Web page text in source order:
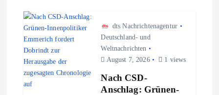
s
n
a
v
dts Nachrichtenagentur
Deutschland- und
Weltnachrichten
August 7, 2026
1 views
Nach CSD-
Anschlag: Grünen-